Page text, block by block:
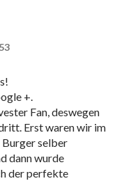
+.
Fan, deswegen
Erst waren wir im
selber
dann wurde
der perfekte